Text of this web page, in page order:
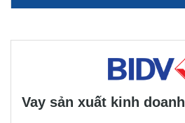
Vay sản xuất kinh doanh